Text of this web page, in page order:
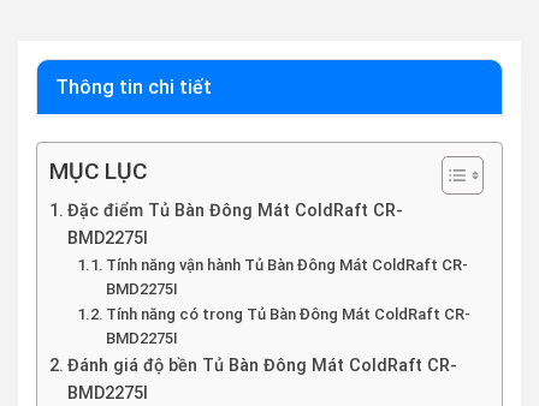
Thông tin chi tiết
MỤC LỤC
Đặc điểm Tủ Bàn Đông Mát ColdRaft CR-
BMD2275I
Tính năng vận hành Tủ Bàn Đông Mát ColdRaft CR-
BMD2275I
Tính năng có trong Tủ Bàn Đông Mát ColdRaft CR-
BMD2275I
Đánh giá độ bền Tủ Bàn Đông Mát ColdRaft CR-
BMD2275I